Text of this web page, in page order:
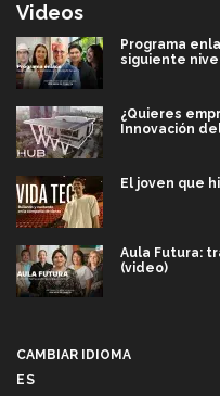
Videos
Programa
siguiente
¿Quieres
Innovación
El joven que
Aula Futura:
(video)
CAMBIAR IDIOMA
ES